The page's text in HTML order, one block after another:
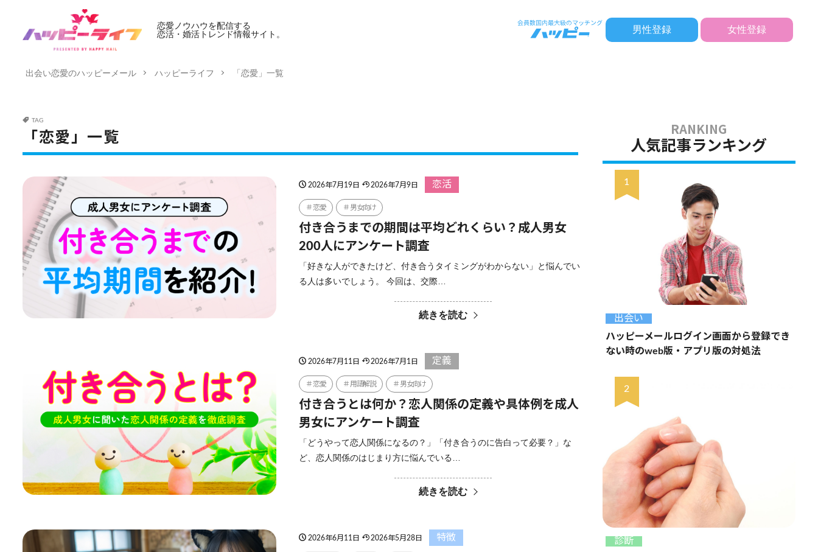
恋愛ノウハウを配信する
恋活・婚活トレンド情報サイト。
男性登録 女性登録
出会い恋愛のハッピーメール ハッピーライフ 「恋愛」一覧
TAG
「恋愛」一覧
2026年7月19日 2026年7月9日 恋活
恋愛 男女向け
付き合うまでの期間は平均どれくらい？成人男女
200人にアンケート調査
「好きな人ができたけど、付き合うタイミングがわからない」と悩んでい
る人は多いでしょう。 今回は、交際…
続きを読む
2026年7月11日 2026年7月1日 定義
恋愛 用語解説 男女向け
付き合うとは何か？恋人関係の定義や具体例を成人
男女にアンケート調査
「どうやって恋人関係になるの？」「付き合うのに告白って必要？」な
ど、恋人関係のはじまり方に悩んでいる…
続きを読む
2026年6月11日 2026年5月28日 特徴
人気記事ランキング
出会い
ハッピーメールログイン画面から登録でき
ない時のweb版・アプリ版の対処法
診断